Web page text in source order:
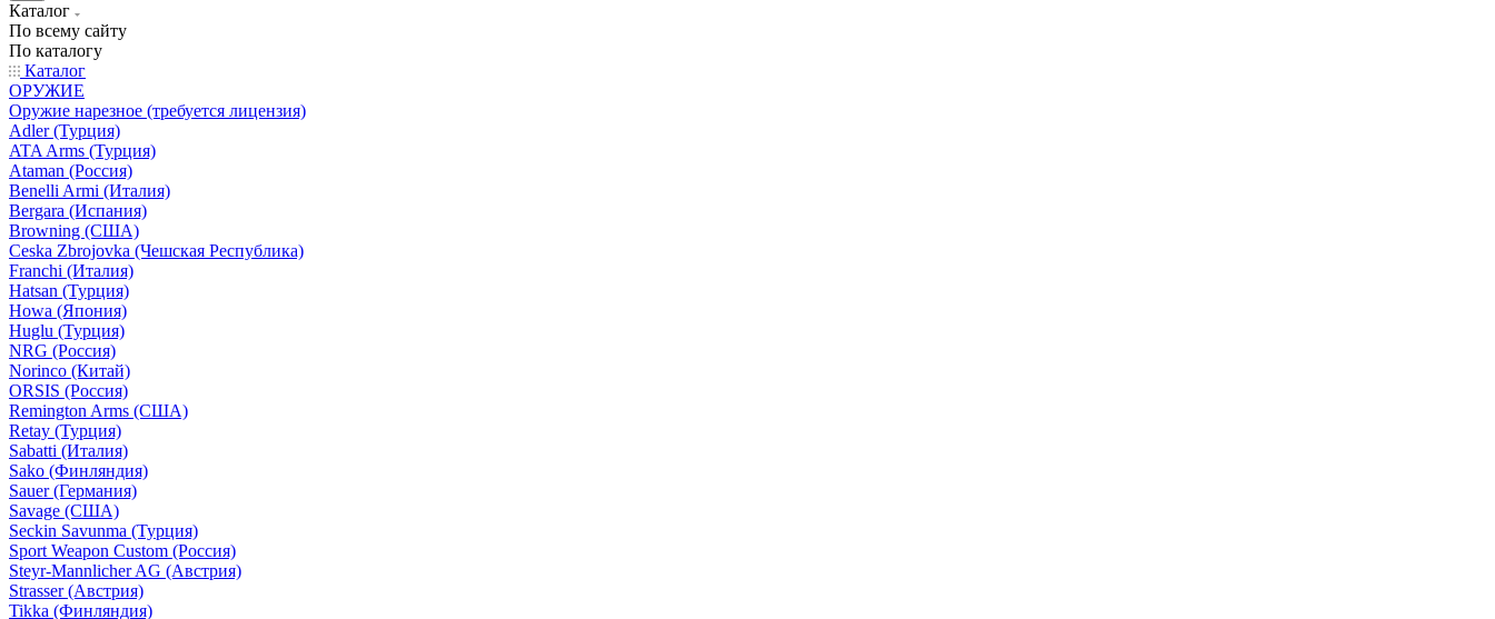
Каталог
По всему сайту
По каталогу
Каталог
ОРУЖИЕ
Оружие нарезное (требуется лицензия)
Adler (Турция)
ATA Arms (Турция)
Ataman (Россия)
Benelli Armi (Италия)
Bergara (Испания)
Browning (США)
Ceska Zbrojovka (Чешская Республика)
Franchi (Италия)
Hatsan (Турция)
Howa (Япония)
Huglu (Турция)
NRG (Россия)
Norinco (Китай)
ORSIS (Россия)
Remington Arms (США)
Retay (Турция)
Sabatti (Италия)
Sako (Финляндия)
Sauer (Германия)
Savage (США)
Seckin Savunma (Турция)
Sport Weapon Custom (Россия)
Steyr-Mannlicher AG (Австрия)
Strasser (Австрия)
Tikka (Финляндия)